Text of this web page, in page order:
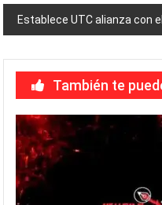
entradas
Establece UTC alianza con
También te